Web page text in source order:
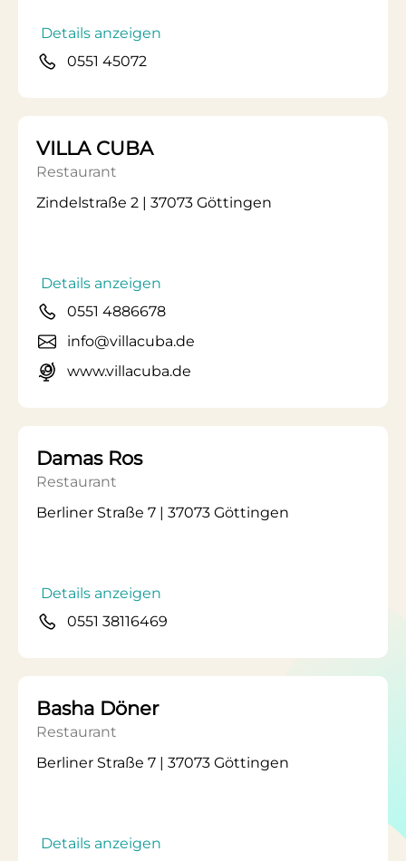
Details anzeigen
0551 45072
VILLA CUBA
Restaurant
Zindelstraße 2 | 37073 Göttingen
Details anzeigen
0551 4886678
info@villacuba.de
www.villacuba.de
Damas Ros
Restaurant
Berliner Straße 7 | 37073 Göttingen
Details anzeigen
0551 38116469
Basha Döner
Restaurant
Berliner Straße 7 | 37073 Göttingen
Details anzeigen